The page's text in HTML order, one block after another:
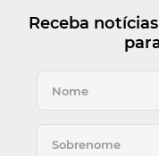
Receba